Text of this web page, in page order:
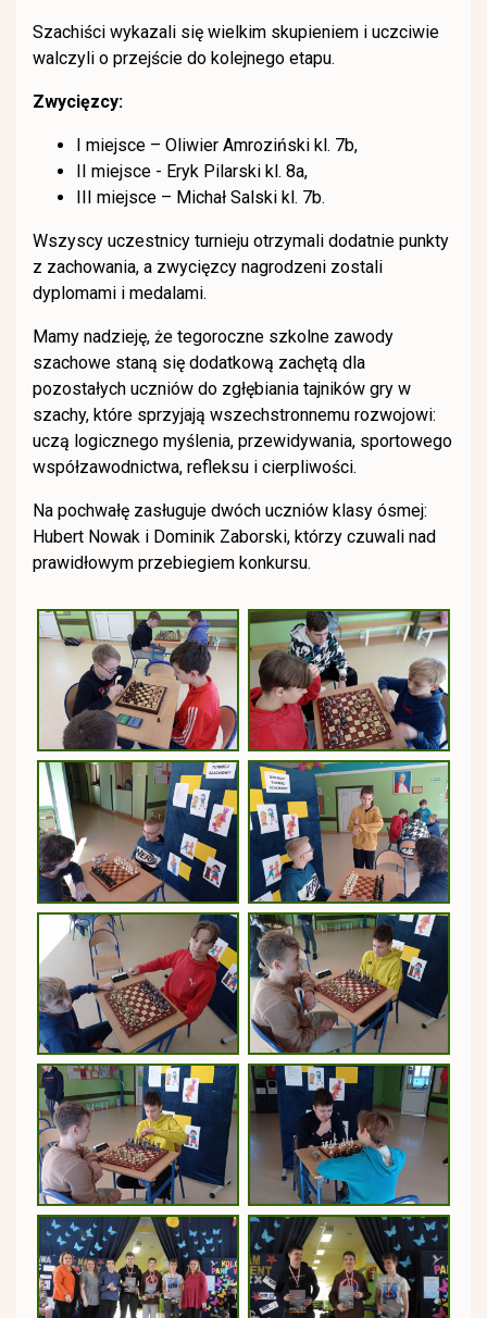
Szachiści wykazali się wielkim skupieniem i uczciwie
walczyli o przejście do kolejnego etapu.
Zwycięzcy:
I miejsce – Oliwier Amroziński kl. 7b,
II miejsce - Eryk Pilarski kl. 8a,
III miejsce – Michał Salski kl. 7b.
Wszyscy uczestnicy turnieju otrzymali dodatnie punkty
z zachowania, a zwycięzcy nagrodzeni zostali
dyplomami i medalami.
Mamy nadzieję, że tegoroczne szkolne zawody
szachowe staną się dodatkową zachętą dla
pozostałych uczniów do zgłębiania tajników gry w
szachy, które sprzyjają wszechstronnemu rozwojowi:
uczą logicznego myślenia, przewidywania, sportowego
współzawodnictwa, refleksu i cierpliwości.
Na pochwałę zasługuje dwóch uczniów klasy ósmej:
Hubert Nowak i Dominik Zaborski, którzy czuwali nad
prawidłowym przebiegiem konkursu.